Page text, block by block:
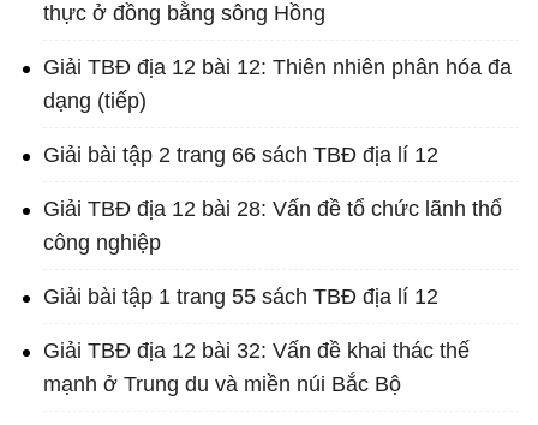
thực ở đồng bằng sông Hồng
Giải TBĐ địa 12 bài 12: Thiên nhiên phân hóa đa
dạng (tiếp)
Giải bài tập 2 trang 66 sách TBĐ địa lí 12
Giải TBĐ địa 12 bài 28: Vấn đề tổ chức lãnh thổ
công nghiệp
Giải bài tập 1 trang 55 sách TBĐ địa lí 12
Giải TBĐ địa 12 bài 32: Vấn đề khai thác thế
mạnh ở Trung du và miền núi Bắc Bộ